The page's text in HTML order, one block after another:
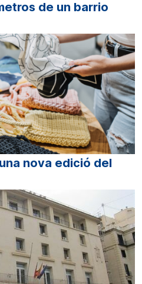
de un barrio
nova edició del